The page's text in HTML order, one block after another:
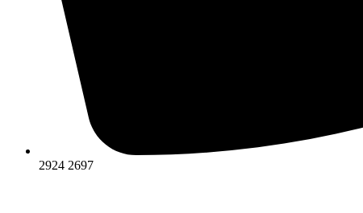
2924 2697